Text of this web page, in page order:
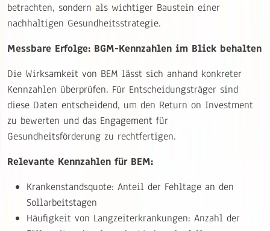
betrachten, sondern als wichtiger Baustein einer
nachhaltigen Gesundheitsstrategie.
Messbare Erfolge: BGM-Kennzahlen im Blick behalten
Die Wirksamkeit von BEM lässt sich anhand konkreter
Kennzahlen überprüfen. Für Entscheidungsträger sind
diese Daten entscheidend, um den Return on Investment
zu bewerten und das Engagement für
Gesundheitsförderung zu rechtfertigen.
Relevante Kennzahlen für BEM:
Krankenstandsquote: Anteil der Fehltage an den
Sollarbeitstagen
Häufigkeit von Langzeiterkrankungen: Anzahl der